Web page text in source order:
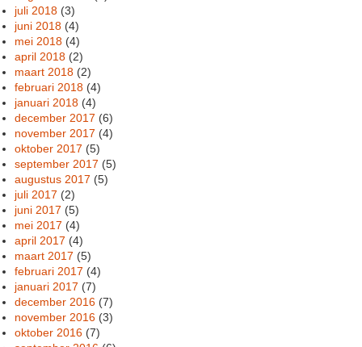
juli 2018 (3)
juni 2018 (4)
mei 2018 (4)
april 2018 (2)
maart 2018 (2)
februari 2018 (4)
januari 2018 (4)
december 2017 (6)
november 2017 (4)
oktober 2017 (5)
september 2017 (5)
augustus 2017 (5)
juli 2017 (2)
juni 2017 (5)
mei 2017 (4)
april 2017 (4)
maart 2017 (5)
februari 2017 (4)
januari 2017 (7)
december 2016 (7)
november 2016 (3)
oktober 2016 (7)